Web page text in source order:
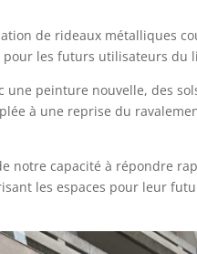
de rideaux métalliques
pour les futurs utilisateurs du
peinture nouvelle, des
à une reprise du
notre capacité à répondre
les espaces pour leur